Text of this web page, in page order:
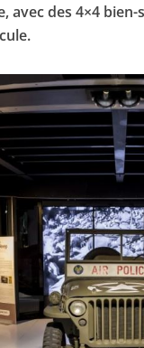
avec des 4×4